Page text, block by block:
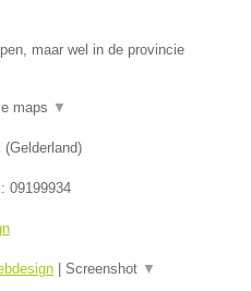
maar wel in de provincie
maps ▼
(Gelderland)
09199934
| Screenshot ▼